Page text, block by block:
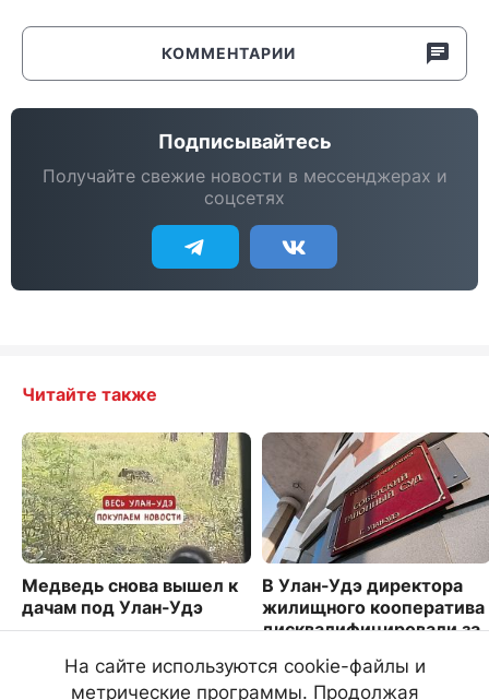
КОММЕНТАРИИ
Подписывайтесь
Получайте свежие новости в мессенджерах и
соцсетях
Читайте также
Медведь снова вышел к
дачам под Улан-Удэ
В Улан-Удэ директора
жилищного кооператива
дисквалифицировали за
3442
На сайте используются cookie-файлы и
метрические программы. Продолжая